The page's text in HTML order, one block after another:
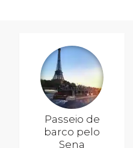
Passeio de
barco pelo
Sena